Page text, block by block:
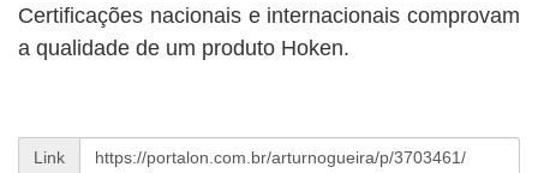
Certificações nacionais e internacionais comprovam
a qualidade de um produto Hoken.
Link